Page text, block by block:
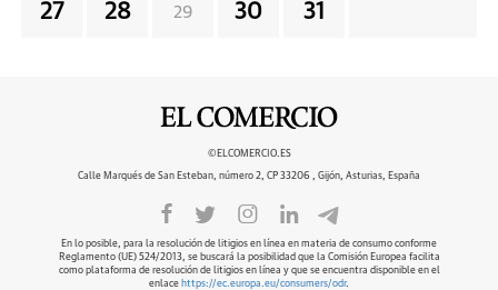
27 28 29 30 31
©ELCOMERCIO.ES
Calle Marqués de San Esteban, número 2, CP 33206 , Gijón, Asturias, España
En lo posible, para la resolución de litigios en línea en materia de consumo conforme
Reglamento (UE) 524/2013, se buscará la posibilidad que la Comisión Europea facilita
como plataforma de resolución de litigios en línea y que se encuentra disponible en el
enlace https://ec.europa.eu/consumers/odr.